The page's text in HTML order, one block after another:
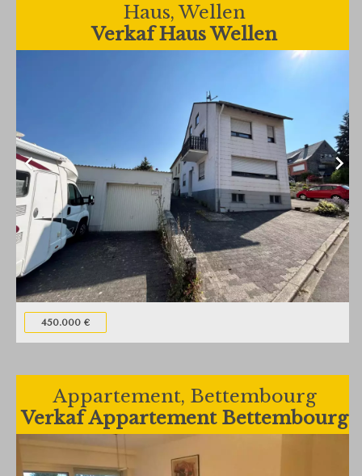
Haus, Wellen
Verkaf Haus Wellen
450.000 €
Appartement, Bettembourg
Verkaf Appartement Bettembourg